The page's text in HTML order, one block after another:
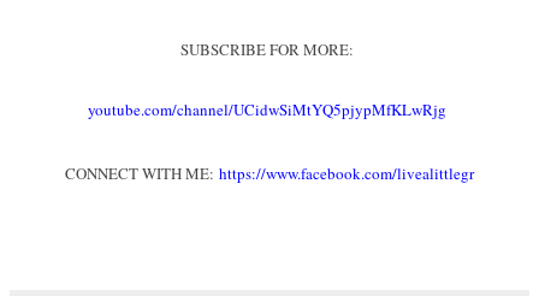
SUBSCRIBE FOR MORE:
youtube.com/channel/UCidwSiMtYQ5pjypMfKLwRjg
CONNECT WITH ME: https://www.facebook.com/livealittlegr